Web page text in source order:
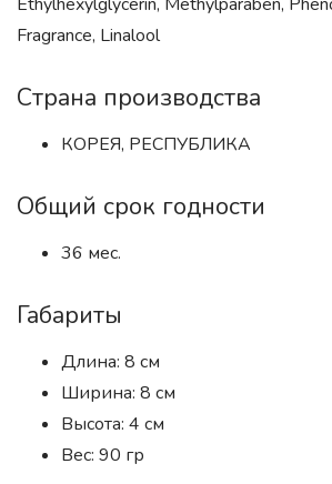
Fragrance, Linalool
Страна производства
КОРЕЯ, РЕСПУБЛИКА
Общий срок годности
36 мес.
Габариты
Длина: 8 см
Ширина: 8 см
Высота: 4 см
Вес: 90 гр